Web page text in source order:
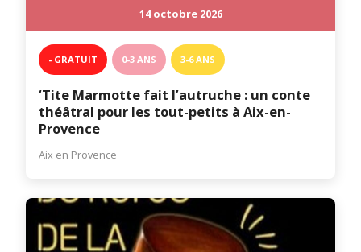
14 octobre 2026
- GRATUIT 0-3 ANS 3-6 ANS
‘Tite Marmotte fait l’autruche : un conte
théâtral pour les tout-petits à Aix-en-
Provence
Aix en Provence